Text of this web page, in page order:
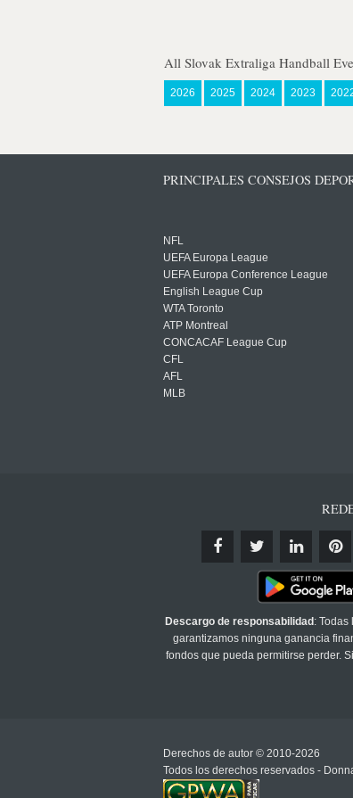
All Slovak Extraliga Handball
2026 2025 2024 2023
PRINCIPALES CONSEJOS
NFL
UEFA Europa League
UEFA Europa Conference League
English League Cup
WTA Toronto
ATP Montreal
CONCACAF League Cup
CFL
AFL
MLB
Descargo de responsabilidad :
garantizamos ninguna ganancia
fondos que pueda permitirse perder.
Derechos de autor © 2010-2026
Todos los derechos reservados -